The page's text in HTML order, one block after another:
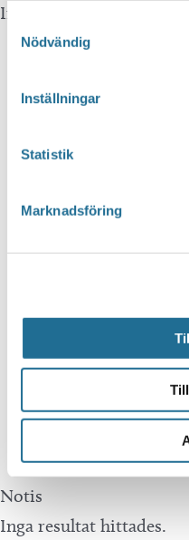
Samtyckesval
Nödvändig
Inställningar
Statistik
Marknadsföring
Inga resultat hittades.
Notis
Inga resultat hittades.